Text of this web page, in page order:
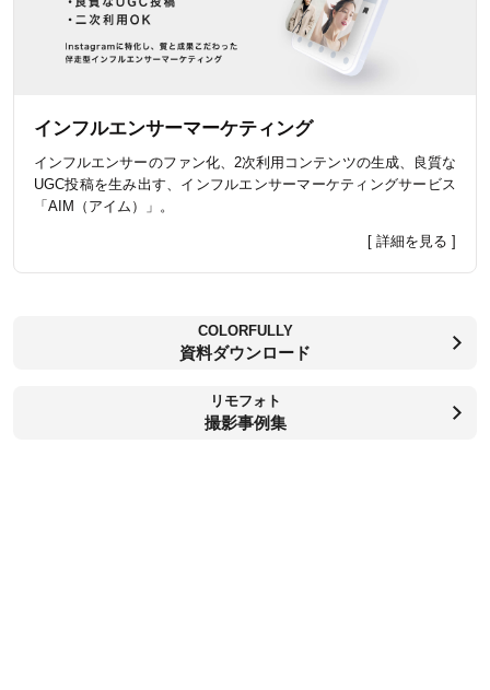
インフルエンサーマーケティング
インフルエンサーのファン化、2次利用コンテンツの生成、良質な
UGC投稿を生み出す、インフルエンサーマーケティングサービス
「AIM（アイム）」。
[ 詳細を見る ]
COLORFULLY
資料ダウンロード
リモフォト
撮影事例集